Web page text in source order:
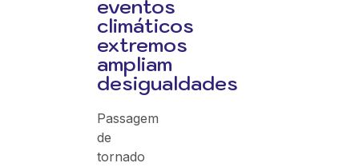
eventos
climáticos
extremos
ampliam
desigualdades
Passagem
de
tornado